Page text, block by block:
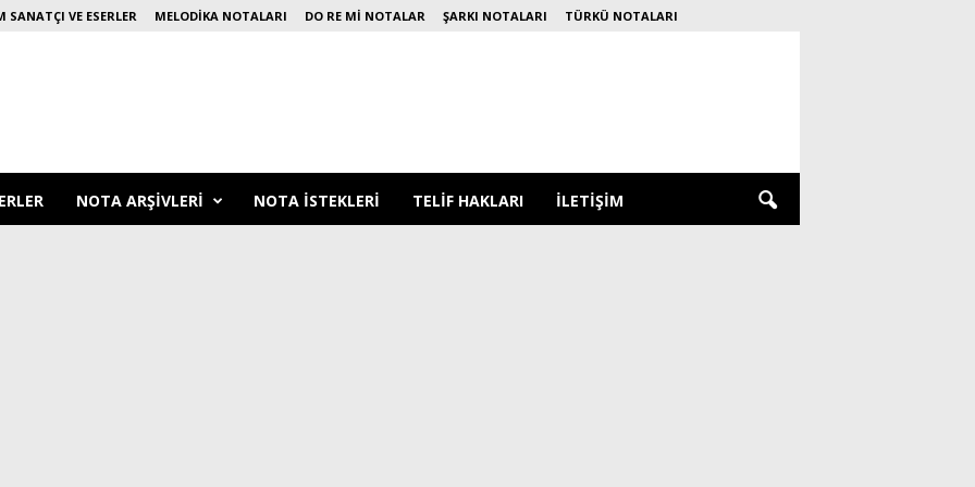
SANATÇI VE ESERLER MELODIKA NOTALARI DO RE MI NOTALAR ŞARKI NOTALARI TÜRKÜ NOTALARI
NOTA ARŞIVLERI NOTA ISTEKLERI TELIF HAKLARI İLETIŞIM